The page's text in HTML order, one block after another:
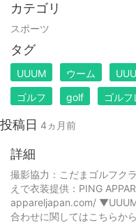
カテゴリ
スポーツ
タグ
UUUM ウーム
ゴルフ
golf ゴル
投稿日 4ヵ月前
詳細
撮影協力：こだまゴルフ
えで衣装提供：PING
appareljapan.com/
合わせに関してはこちらから